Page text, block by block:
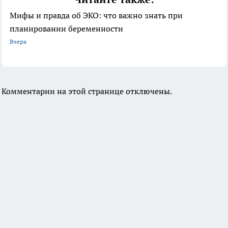
Мифы и правда об ЭКО: что важно знать при
планировании беременности
Вчера
Комментарии на этой странице отключены.